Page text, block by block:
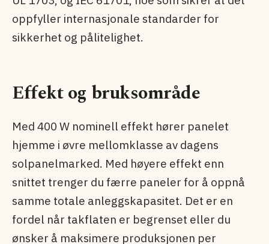
oppfyller internasjonale standarder for
sikkerhet og pålitelighet.
Effekt og bruksområde
Med 400 W nominell effekt hører panelet
hjemme i øvre mellomklasse av dagens
solpanel­marked. Med høyere effekt enn
snittet trenger du færre paneler for å oppnå
samme totale anleggskapasitet. Det er en
fordel når takflaten er begrenset eller du
ønsker å maksimere produksjonen per